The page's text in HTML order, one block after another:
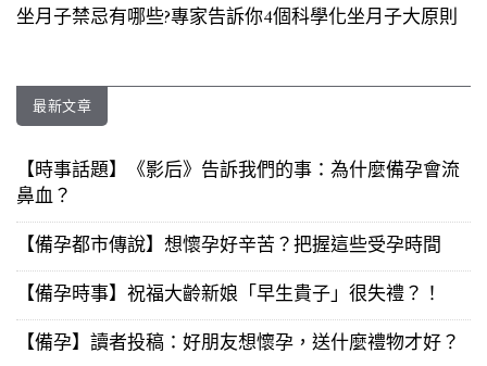
坐月子禁忌有哪些?專家告訴你4個科學化坐月子大原則
最新文章
【時事話題】《影后》告訴我們的事：為什麼備孕會流
鼻血？
【備孕都市傳說】想懷孕好辛苦？把握這些受孕時間
【備孕時事】祝福大齡新娘「早生貴子」很失禮？！
【備孕】讀者投稿：好朋友想懷孕，送什麼禮物才好？